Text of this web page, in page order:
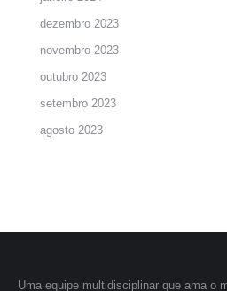
dezembro 2023
novembro 2023
outubro 2023
setembro 2023
agosto 2023
Uma equipe multidisciplinar que ama o